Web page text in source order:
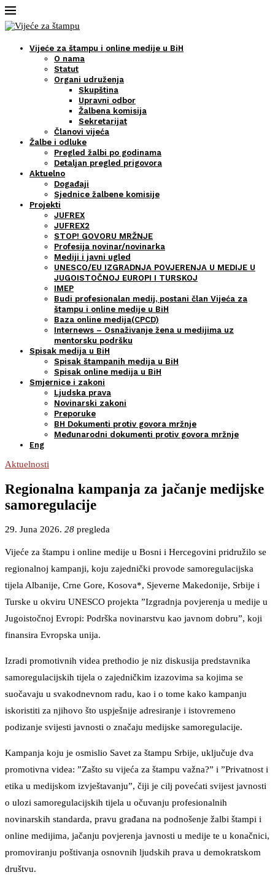
Vijeće za štampu i online medije u BiH
O nama
Statut
Organi udruženja
Skupština
Upravni odbor
Žalbena komisija
Sekretarijat
Članovi vijeća
Žalbe i odluke
Pregled žalbi po godinama
Detaljan pregled prigovora
Aktuelno
Događaji
Sjednice žalbene komisije
Projekti
JUFREX
JUFREX2
STOP! GOVORU MRŽNJE
Profesija novinar/novinarka
Mediji i javni ugled
UNESCO/EU IZGRADNJA POVJERENJA U MEDIJE U
JUGOISTOČNOJ EUROPI I TURSKOJ
IMEP
Budi profesionalan medij, postani član Vijeća za
štampu i online medije u BiH
Baza online medija(CPCD)
Internews – Osnaživanje žena u medijima uz
mentorsku podršku
Spisak medija u BiH
Spisak štampanih medija u BiH
Spisak online medija u BiH
Smjernice i zakoni
Ljudska prava
Novinarski zakoni
Preporuke
BH Dokumenti protiv govora mržnje
Međunarodni dokumenti protiv govora mržnje
Eng
Aktuelnosti
Regionalna kampanja za jačanje medijske
samoregulacije
29. Juna 2026. 28 pregleda
Vijeće za štampu i online medije u Bosni i Hercegovini pridružilo se
regionalnoj kampanji, koju zajednički provode samoregulacijska
tijela Albanije, Crne Gore, Kosova*, Sjeverne Makedonije, Srbije i
Turske u okviru UNESCO projekta ”Izgradnja povjerenja u medije u
Jugoistočnoj Evropi: Podrška novinarstvu kao javnom dobru”, koji
finansira Evropska unija.
Izradi promotivnih videa prethodio je niz diskusija predstavnika
samoregulacijskih tijela o zajedničkim izazovima sa kojima se
suočavaju u svakodnevnom radu, kao i o tome kako kampanju
iskoristiti za njihovo što uspješnije adresiranje i istovremeno
podizanje svijesti javnosti o značaju medijske samoregulacije.
Kampanja koju je osmislio Savet za štampu Srbije, uključuje dva
promotivna videa: ”Zašto su vijeća za štampu važna?” i ”Privatnost i
etika u medijskom izvještavanju”, čiji je cilj povećati svijest javnosti
o ulozi samoregulacijskih tijela u očuvanju profesionalnih
novinarskih standarda, pravu građana na podnošenje žalbi štampi i
online medijima, jačanju povjerenja javnosti u medije te u konačnici,
promoviranju poštivanja osnovnih ljudskih prava u demokratskom
društvu.